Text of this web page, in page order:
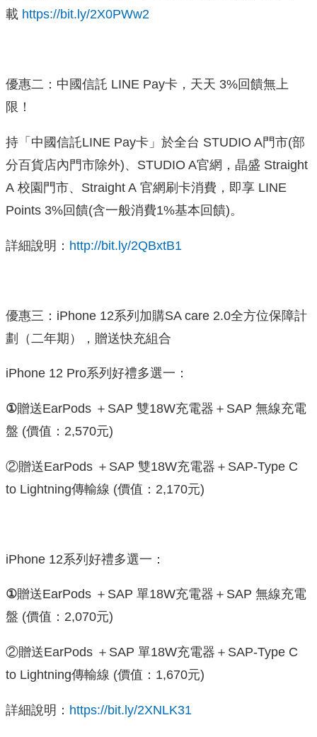
載 https://bit.ly/2X0PWw2
優惠二：中國信託 LINE Pay卡，天天 3%回饋無上
限！
持「中國信託LINE Pay卡」於全台 STUDIO A門市(部
分百貨店內門市除外)、STUDIO A官網，晶盛 Straight
A 校園門市、Straight A 官網刷卡消費，即享 LINE
Points 3%回饋(含一般消費1%基本回饋)。
詳細說明： http://bit.ly/2QBxtB1
優惠三：iPhone 12系列加購SA care 2.0全方位保障計
劃（二年期），贈送快充組合
iPhone 12 Pro系列好禮多選一：
①贈送EarPods ＋SAP 雙18W充電器＋SAP 無線充電
盤 (價值：2,570元)
②贈送EarPods ＋SAP 雙18W充電器＋SAP-Type C
to Lightning傳輸線 (價值：2,170元)
iPhone 12系列好禮多選一：
①贈送EarPods ＋SAP 單18W充電器＋SAP 無線充電
盤 (價值：2,070元)
②贈送EarPods ＋SAP 單18W充電器＋SAP-Type C
to Lightning傳輸線 (價值：1,670元)
詳細說明： https://bit.ly/2XNLK31